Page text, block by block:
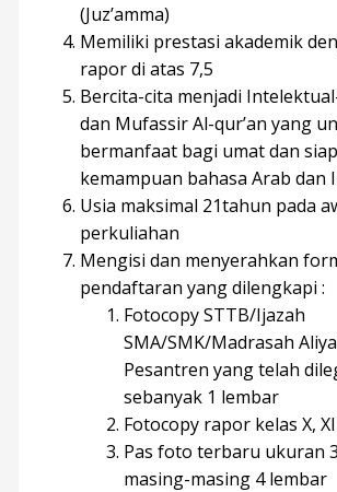
(Juz’amma)
Memiliki prestasi akademik
rapor di atas 7,5
Bercita-cita menjadi
dan Mufassir Al-qur’an yang
bermanfaat bagi umat dan
kemampuan bahasa Arab dan
Usia maksimal 21tahun pada
perkuliahan
Mengisi dan menyerahkan
pendaftaran yang dilengkapi :
Fotocopy STTB/Ijazah
SMA/SMK/Madrasah
Pesantren yang telah
sebanyak 1 lembar
Fotocopy rapor kelas X,
Pas foto terbaru ukuran
masing-masing 4 lembar